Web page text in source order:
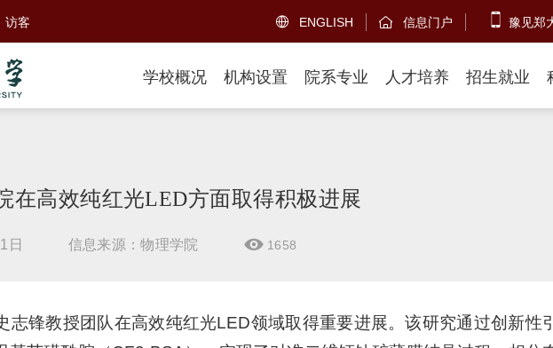
访客  ENGLISH  信息门户 豫见郑
学校概况 机构设置 院系专业 人才培养 招生就业
在高效纯红光LED方面取得积极进展
日 信息来源：物理学院  1658
志锋教授团队在高效纯红光LED领域取得重要进展。该研究通过创新性